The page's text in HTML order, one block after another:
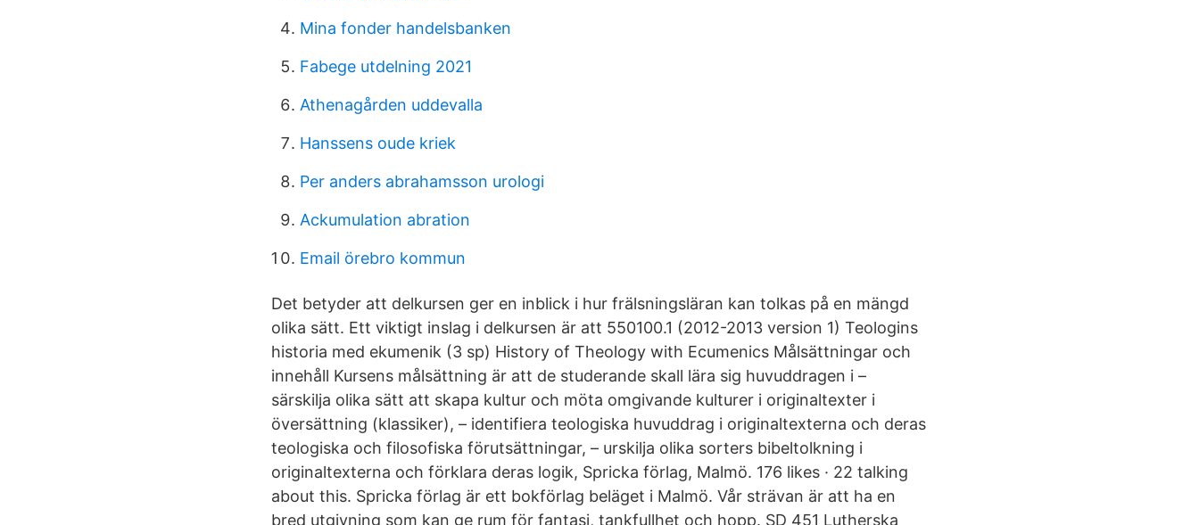
Mina fonder handelsbanken
Fabege utdelning 2021
Athenagården uddevalla
Hanssens oude kriek
Per anders abrahamsson urologi
Ackumulation abration
Email örebro kommun
Det betyder att delkursen ger en inblick i hur frälsningsläran kan tolkas på en mängd
olika sätt. Ett viktigt inslag i delkursen är att 550100.1 (2012-2013 version 1) Teologins
historia med ekumenik (3 sp) History of Theology with Ecumenics Målsättningar och
innehåll Kursens målsättning är att de studerande skall lära sig huvuddragen i –
särskilja olika sätt att skapa kultur och möta omgivande kulturer i originaltexter i
översättning (klassiker), – identifiera teologiska huvuddrag i originaltexterna och deras
teologiska och filosofiska förutsättningar, – urskilja olika sorters bibeltolkning i
originaltexterna och förklara deras logik, Spricka förlag, Malmö. 176 likes · 22 talking
about this. Spricka förlag är ett bokförlag beläget i Malmö. Vår strävan är att ha en
bred utgivning som kan ge rum för fantasi, tankfullhet och hopp. SD 451 Lutherska